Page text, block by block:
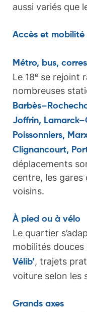
aussi variés que
Accès et
Métro, bus,
Le 18ᵉ se rejoint
nombreuses
Joffrin,
Poissonniers,
Clignancourt,
déplacements
centre, les gares
voisins.
À pied ou à vélo
Le quartier
mobilités douces
Vélib’, trajets
voiture selon les
Grands axes